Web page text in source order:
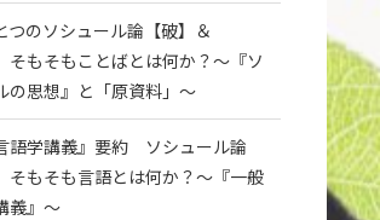
つのソシュール論【破】＆
そもそもことばとは何か？～『ソ
の思想』と「原資料」～
語学講義』要約 ソシュール論
そもそも言語とは何か？～『一般
義』～